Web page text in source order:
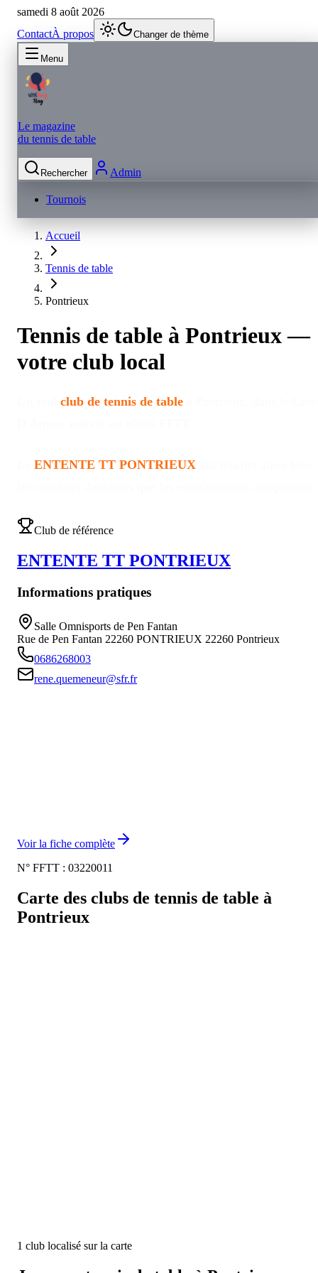
samedi 8 août 2026
ContactÀ propos Changer de thème
Menu
Le magazine
du tennis de table
Rechercher Admin
Tournois
Accueil
Tennis de table
Pontrieux
Tennis de table à Pontrieux—
votre club local
club de tennis de table
ENTENTE TT PONTRIEUX
Club de référence
ENTENTE TT PONTRIEUX
Informations pratiques
Salle Omnisports de Pen Fantan
Rue de Pen Fantan 22260 PONTRIEUX 22260 Pontrieux
0686268003
rene.quemeneur@sfr.fr
Voir la fiche complète
N° FFTT : 03220011
Carte des clubs de tennis de table à
Pontrieux
1 club localisé sur la carte